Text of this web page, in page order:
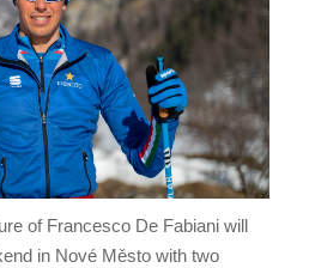
of Francesco De Fabiani will
in Nové Město with two